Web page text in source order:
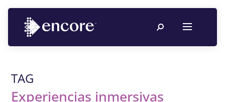
TAG
Experiencias inmersivas